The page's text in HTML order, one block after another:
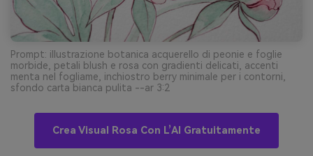
Prompt: illustrazione botanica acquerello di peonie e foglie
morbide, petali blush e rosa con gradienti delicati, accenti
menta nel fogliame, inchiostro berry minimale per i contorni,
sfondo carta bianca pulita --ar 3:2
Crea Visual Rosa Con L’AI Gratuitamente